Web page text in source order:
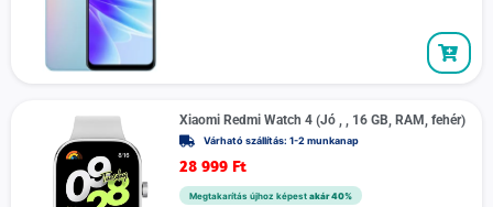
Xiaomi Redmi Watch 4 (Jó , , 16 GB, RAM, fehér)
Várható szállítás: 1-2 munkanap
28 999 Ft
Megtakarítás újhoz képest akár 40%